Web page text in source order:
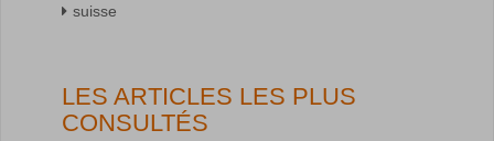
suisse
LES ARTICLES LES PLUS
CONSULTÉS